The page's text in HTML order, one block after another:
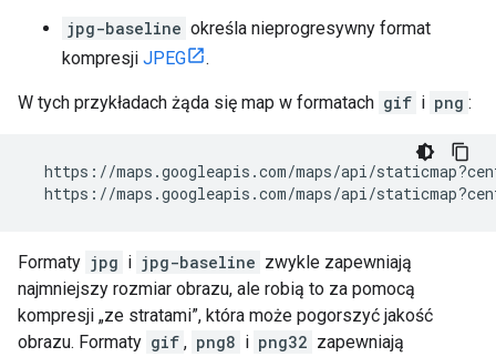
jpg-baseline określa nieprogresywny format
kompresji JPEG .
W tych przykładach żąda się map w formatach gif i png :
https://maps.googleapis.com/maps/api/
https://maps.googleapis.com/maps/api/
Formaty jpg i jpg-baseline zwykle zapewniają
najmniejszy rozmiar obrazu, ale robią to za pomocą
kompresji „ze stratami”, która może pogorszyć jakość
obrazu. Formaty gif , png8 i png32 zapewniają